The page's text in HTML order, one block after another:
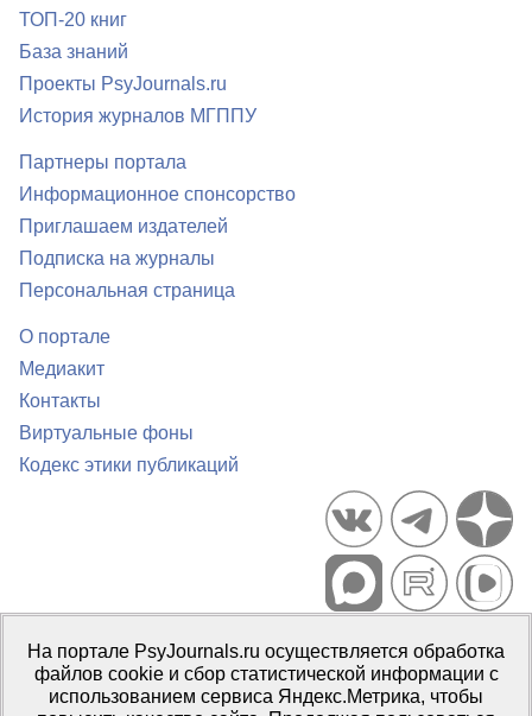
ТОП-20 книг
База знаний
Проекты PsyJournals.ru
История журналов МГППУ
Партнеры портала
Информационное спонсорство
Приглашаем издателей
Подписка на журналы
Персональная страница
О портале
Медиакит
Контакты
Виртуальные фоны
Кодекс этики публикаций
Портал психологических изданий PsyJournals.ru, 2007–2026
Правила использования материалов
Свидетельство регистрации СМИЭл № ФС77-66447 от 14 июля
2016 г.
На портале PsyJournals.ru осуществляется обработка
файлов cookie и сбор статистической информации с
использованием сервиса Яндекс.Метрика, чтобы